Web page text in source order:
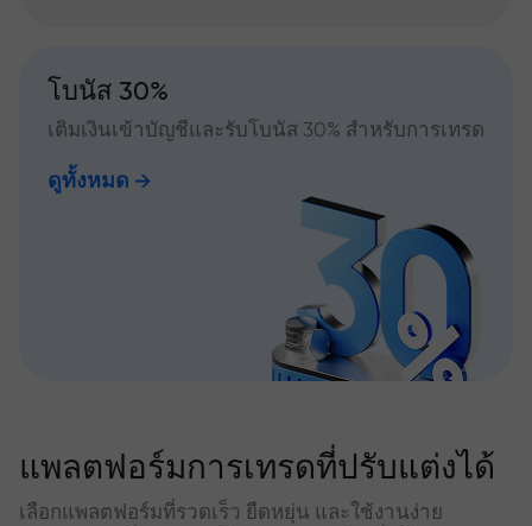
โบนัส 30%
เติมเงินเข้าบัญชีและรับโบนัส 30% สำหรับการเทรด
ดูทั้งหมด
แพลตฟอร์มการเทรดที่ปรับแต่งได้
เลือกแพลตฟอร์มที่รวดเร็ว ยืดหยุ่น และใช้งานง่าย